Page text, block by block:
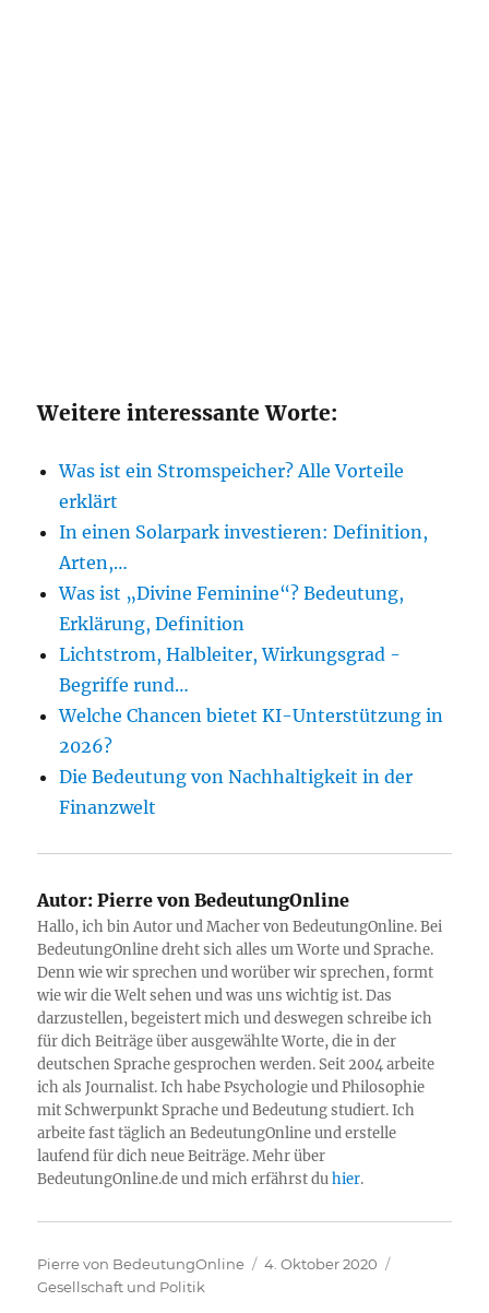
Weitere interessante Worte:
Was ist ein Stromspeicher? Alle Vorteile
erklärt
In einen Solarpark investieren: Definition,
Arten,…
Was ist „Divine Feminine“? Bedeutung,
Erklärung, Definition
Lichtstrom, Halbleiter, Wirkungsgrad -
Begriffe rund…
Welche Chancen bietet KI-Unterstützung in
2026?
Die Bedeutung von Nachhaltigkeit in der
Finanzwelt
Autor: Pierre von BedeutungOnline
Hallo, ich bin Autor und Macher von BedeutungOnline. Bei
BedeutungOnline dreht sich alles um Worte und Sprache.
Denn wie wir sprechen und worüber wir sprechen, formt
wie wir die Welt sehen und was uns wichtig ist. Das
darzustellen, begeistert mich und deswegen schreibe ich
für dich Beiträge über ausgewählte Worte, die in der
deutschen Sprache gesprochen werden. Seit 2004 arbeite
ich als Journalist. Ich habe Psychologie und Philosophie
mit Schwerpunkt Sprache und Bedeutung studiert. Ich
arbeite fast täglich an BedeutungOnline und erstelle
laufend für dich neue Beiträge. Mehr über
BedeutungOnline.de und mich erfährst duhier.
Autor
Pierre von BedeutungOnline
Veröffentlicht
4. Oktober 2020
Gesellschaft und Politik